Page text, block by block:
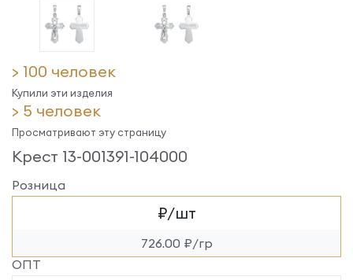
> 100 человек
Купили эти изделия
> 5 человек
Просматривают эту страницу
Крест 13-001391-104000
Розница
₽/шт
726.00 ₽/гр
ОПТ